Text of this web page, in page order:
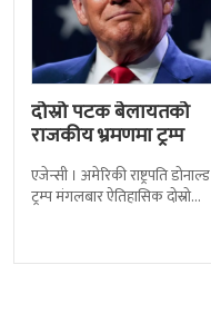
दोस्रो पटक बेलायतको
राजकीय भ्रमणमा ट्रम्प
एजेन्सी । अमेरिकी राष्ट्रपति डोनाल्ड
ट्रम्प मंगलबार ऐतिहासिक दोस्रो
बेलायत सरकारले